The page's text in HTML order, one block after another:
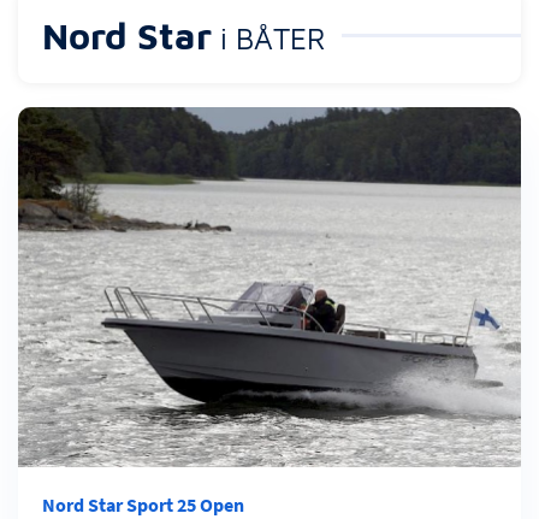
Nord Star i BÅTER
Nord Star Sport 25 Open